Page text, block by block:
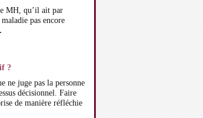
MH, qu’il ait par
pas encore
?
ne juge pas la personne
décisionnel. Faire
de manière réfléchie